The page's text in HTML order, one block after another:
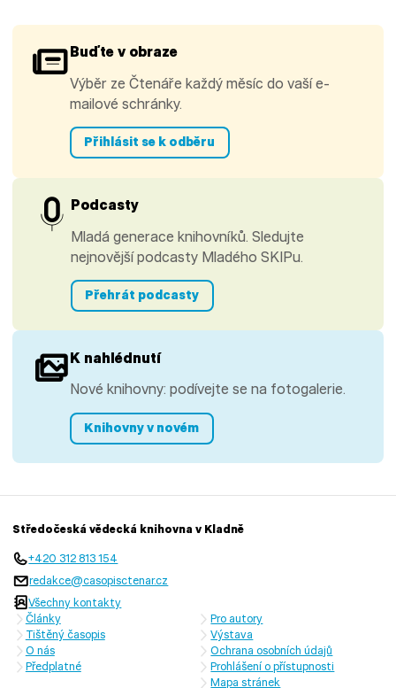
Buďte v obraze
Výběr ze Čtenáře každý měsíc do vaší e-
mailové schránky.
Přihlásit se k odběru
Podcasty
Mladá generace knihovníků. Sledujte
nejnovější podcasty Mladého SKIPu.
Přehrát podcasty
K nahlédnutí
Nové knihovny: podívejte se na fotogalerie.
Knihovny v novém
Středočeská vědecká knihovna v Kladně
+420 312 813 154
redakce@casopisctenar.cz
Všechny kontakty
Články
Tištěný časopis
O nás
Předplatné
Pro autory
Výstava
Ochrana osobních údajů
Prohlášení o přístupnosti
Mapa stránek